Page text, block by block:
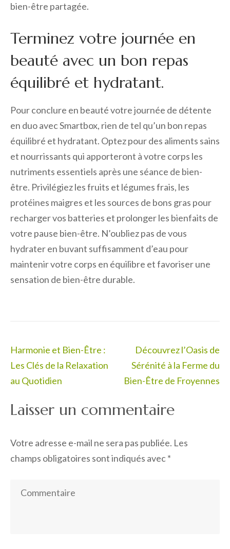
bien-être partagée.
Terminez votre journée en
beauté avec un bon repas
équilibré et hydratant.
Pour conclure en beauté votre journée de détente
en duo avec Smartbox, rien de tel qu’un bon repas
équilibré et hydratant. Optez pour des aliments sains
et nourrissants qui apporteront à votre corps les
nutriments essentiels après une séance de bien-
être. Privilégiez les fruits et légumes frais, les
protéines maigres et les sources de bons gras pour
recharger vos batteries et prolonger les bienfaits de
votre pause bien-être. N’oubliez pas de vous
hydrater en buvant suffisamment d’eau pour
maintenir votre corps en équilibre et favoriser une
sensation de bien-être durable.
Navigation
de
l’article
Harmonie et Bien-Être :
Les Clés de la Relaxation
au Quotidien
Découvrez l’Oasis de
Sérénité à la Ferme du
Bien-Être de Froyennes
Laisser un commentaire
Votre adresse e-mail ne sera pas publiée. Les
champs obligatoires sont indiqués avec*